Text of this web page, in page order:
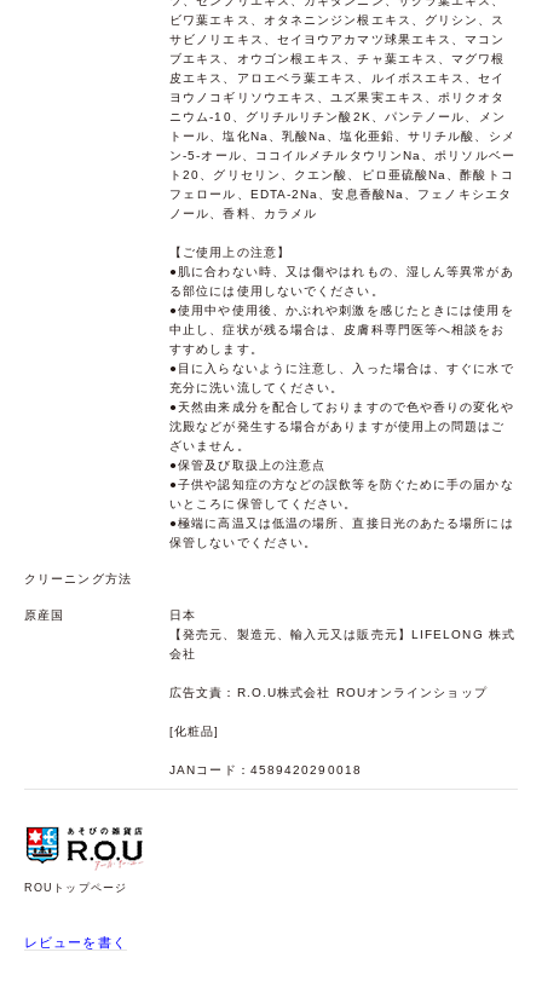
ビワ葉エキス、オタネニンジン根エキス、グリシン、ス
サビノリエキス、セイヨウアカマツ球果エキス、マコン
ブエキス、オウゴン根エキス、チャ葉エキス、マグワ根
皮エキス、アロエベラ葉エキス、ルイボスエキス、セイ
ヨウノコギリソウエキス、ユズ果実エキス、ポリクオタ
ニウム-10、グリチルリチン酸2K、パンテノール、メン
トール、塩化Na、乳酸Na、塩化亜鉛、サリチル酸、シメ
ン-5-オール、ココイルメチルタウリンNa、ポリソルベー
ト20、グリセリン、クエン酸、ピロ亜硫酸Na、酢酸トコ
フェロール、EDTA-2Na、安息香酸Na、フェノキシエタ
ノール、香料、カラメル
【ご使用上の注意】
●肌に合わない時、又は傷やはれもの、湿しん等異常があ
る部位には使用しないでください。
●使用中や使用後、かぶれや刺激を感じたときには使用を
中止し、症状が残る場合は、皮膚科専門医等へ相談をお
すすめします。
●目に入らないように注意し、入った場合は、すぐに水で
充分に洗い流してください。
●天然由来成分を配合しておりますので色や香りの変化や
沈殿などが発生する場合がありますが使用上の問題はご
ざいません。
●保管及び取扱上の注意点
●子供や認知症の方などの誤飲等を防ぐために手の届かな
いところに保管してください。
●極端に高温又は低温の場所、直接日光のあたる場所には
保管しないでください。
クリーニング方法
原産国
日本
【発売元、製造元、輸入元又は販売元】LIFELONG 株式
会社
広告文責：R.O.U株式会社 ROUオンラインショップ
[化粧品]
JANコード：4589420290018
ROUトップページ
レビューを書く